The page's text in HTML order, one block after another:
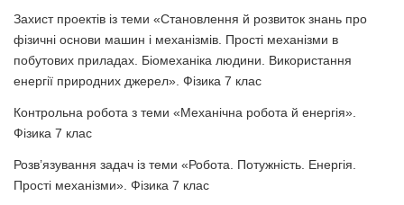
Захист проектів із теми «Становлення й розвиток знань про
фізичні основи машин і механізмів. Прості механізми в
побутових приладах. Біомеханіка людини. Використання
енергії природних джерел». Фізика 7 клас
Контрольна робота з теми «Механічна робота й енергія».
Фізика 7 клас
Розв’язування задач із теми «Робота. Потужність. Енергія.
Прості механізми». Фізика 7 клас